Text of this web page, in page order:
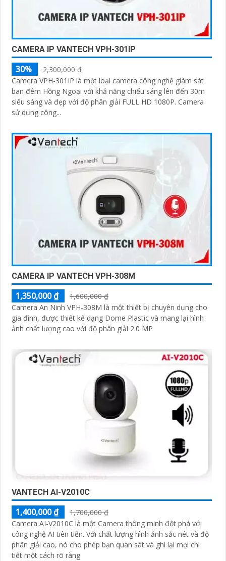
CAMERA IP VANTECH VPH-301IP
30%
2,300,000 ₫
Camera VPH-301IP là một loại camera công nghệ giám sát
ban đêm Hồng Ngoại với khả năng chiếu sáng lên đến 30m
siêu sáng và đẹp với độ phân giải FULL HD 1080P. Camera
sử dụng công...
CAMERA IP VANTECH VPH-308M
1,350,000 ₫
1,600,000 ₫
Camera An Ninh VPH-308M là một thiết bị chuyên dụng cho
gia đình, được thiết kế dạng Dome Plastic và mang lại hình
ảnh chất lượng cao với độ phân giải 2.0 MP
VANTECH AI-V2010C
1,400,000 ₫
1,700,000 ₫
Camera AI-V2010C là một Camera thông minh đột phá với
công nghệ AI tiên tiến. Với chất lượng hình ảnh sắc nét và độ
phân giải cao, nó cho phép bạn quan sát và ghi lại mọi chi
tiết một cách rõ ràng